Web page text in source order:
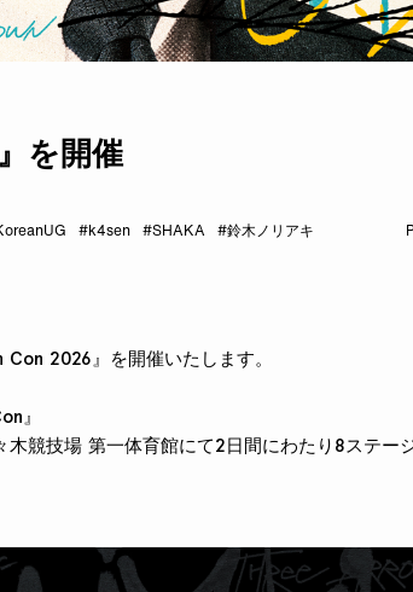
を開催
#k4sen #SHAKA #鈴木ノリアキ
2026』を開催いたします。
』
競技場 第一体育館にて2日間にわたり8ステー